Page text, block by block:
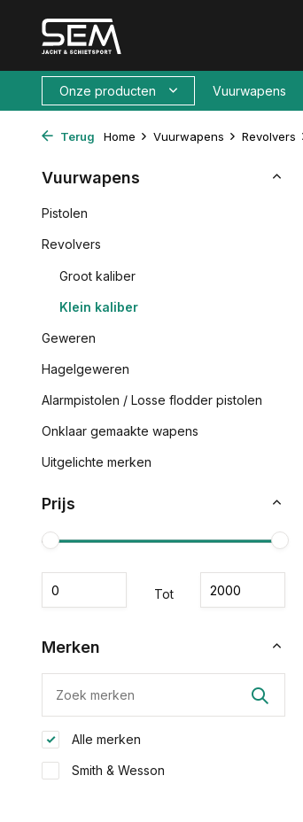
Onze producten Vuurwapens
Terug Home Vuurwapens Revolvers
Vuurwapens
Pistolen
Revolvers
Groot kaliber
Klein kaliber
Geweren
Hagelgeweren
Alarmpistolen / Losse flodder pistolen
Onklaar gemaakte wapens
Uitgelichte merken
Prijs
Tot
Merken
Alle merken
Smith & Wesson